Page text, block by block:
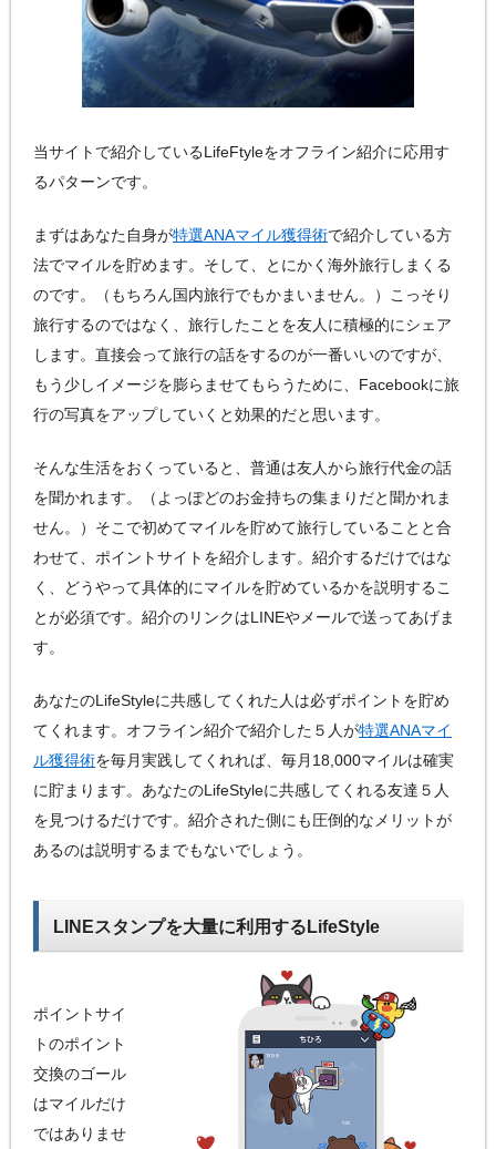
当サイトで紹介しているLifeFtyleをオフライン紹介に応用す
るパターンです。
まずはあなた自身が特選ANAマイル獲得術で紹介している方
法でマイルを貯めます。そして、とにかく海外旅行しまくる
のです。（もちろん国内旅行でもかまいません。）こっそり
旅行するのではなく、旅行したことを友人に積極的にシェア
します。直接会って旅行の話をするのが一番いいのですが、
もう少しイメージを膨らませてもらうために、Facebookに旅
行の写真をアップしていくと効果的だと思います。
そんな生活をおくっていると、普通は友人から旅行代金の話
を聞かれます。（よっぽどのお金持ちの集まりだと聞かれま
せん。）そこで初めてマイルを貯めて旅行していることと合
わせて、ポイントサイトを紹介します。紹介するだけではな
く、どうやって具体的にマイルを貯めているかを説明するこ
とが必須です。紹介のリンクはLINEやメールで送ってあげま
す。
あなたのLifeStyleに共感してくれた人は必ずポイントを貯め
てくれます。オフライン紹介で紹介した５人が特選ANAマイ
ル獲得術を毎月実践してくれれば、毎月18,000マイルは確実
に貯まります。あなたのLifeStyleに共感してくれる友達５人
を見つけるだけです。紹介された側にも圧倒的なメリットが
あるのは説明するまでもないでしょう。
LINEスタンプを大量に利用するLifeStyle
ポイントサイ
トのポイント
交換のゴール
はマイルだけ
ではありませ